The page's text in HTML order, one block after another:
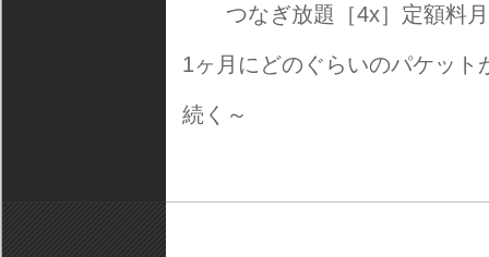
つなぎ放題［4x］定額料月
1ヶ月にどのぐらいのパケット
続く～